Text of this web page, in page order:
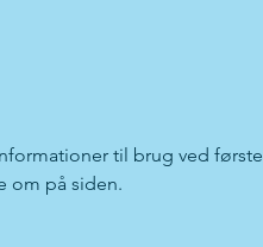
til brug ved første
om på siden.